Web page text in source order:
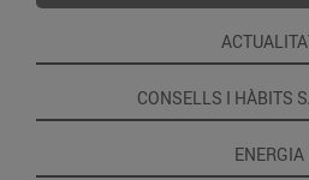
CONSELLS I HÀBITS
ENERGIA